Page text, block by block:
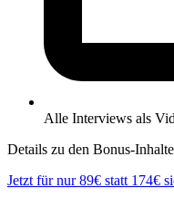
Alle Interviews als
Details zu den Bonus-
Jetzt für nur 89€ statt 174€